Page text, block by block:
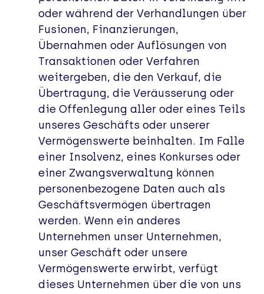
oder während der Verhandlungen über
Fusionen, Finanzierungen,
Übernahmen oder Auflösungen von
Transaktionen oder Verfahren
weitergeben, die den Verkauf, die
Übertragung, die Veräusserung oder
die Offenlegung aller oder eines Teils
unseres Geschäfts oder unserer
Vermögenswerte beinhalten. Im Falle
einer Insolvenz, eines Konkurses oder
einer Zwangsverwaltung können
personenbezogene Daten auch als
Geschäftsvermögen übertragen
werden. Wenn ein anderes
Unternehmen unser Unternehmen,
unser Geschäft oder unsere
Vermögenswerte erwirbt, verfügt
dieses Unternehmen über die von uns